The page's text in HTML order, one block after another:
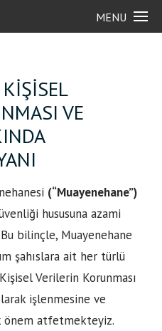
MENU
VE
(“Muayenehane”)
hususuna azami
bilinçle, Muayenehane
şahıslara ait her türlü
Verilerin Korunması
işlenmesine ve
önem atfetmekteyiz.